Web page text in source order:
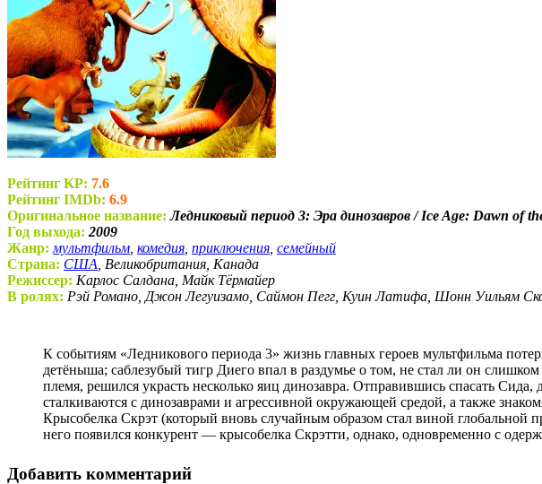
Рейтинг KP: 7.6
Рейтинг IMDb: 6.9
Оригинальное название: Ледниковый период 3: Эра динозавров / Ice Age: Dawn of
Год выхода: 2009
Жанр: мультфильм комедия приключения семейный
Страна: США , Великобритания, Канада
Режиссер: Карлос Салдана, Майк Тёрмайер
В ролях: Рэй Романо, Джон Легуизамо, Саймон Пегг, Куин Латифа, Шонн Уильям
К событиям «Ледникового периода 3» жизнь главных героев мультфильма потерпела некоторые изменения. Мамонты Манфред и Элли ожидают появление на свет своего
детёныша; саблезубый тигр Диего впал в раздумье о том, не стал ли он
племя, решился украсть несколько яиц динозавра. Отправившись спасать
сталкиваются с динозаврами и агрессивной окружающей средой, а также
Крысобелка Скрэт (который вновь случайным образом стал виной глобальной
него появился конкурент — крысобелка Скрэтти, однако, одновременно с
Добавить комментарий